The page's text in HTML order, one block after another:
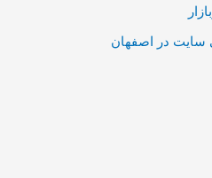
در اصفهان